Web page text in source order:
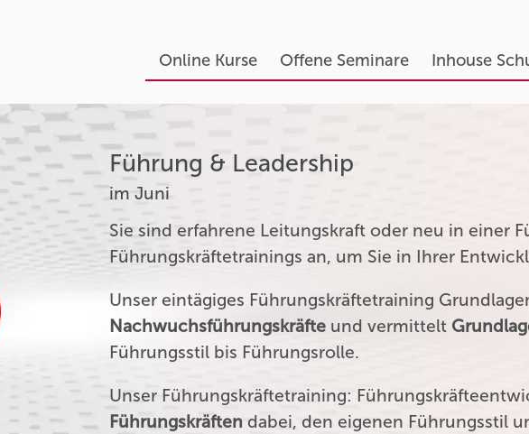
Online Kurse Offene Seminare Inhouse
Führung & Leadership
im Juni
Sie sind erfahrene Leitungskraft oder neu in einer
Führungskräftetrainings an, um Sie in Ihrer
Unser eintägiges Führungskräftetraining
Nachwuchsführungskräfte und vermittelt
Führungsstil bis Führungsrolle.
Unser Führungskräftetraining:
Führungskräften dabei, den eigenen Führungsstil